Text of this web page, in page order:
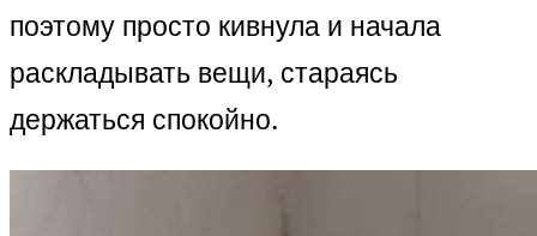
поэтому просто кивнула и начала
раскладывать вещи, стараясь
держаться спокойно.